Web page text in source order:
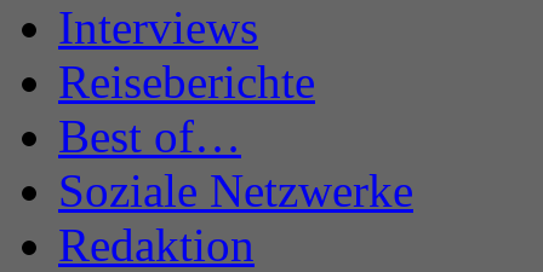
Interviews
Reiseberichte
Best of…
Soziale Netzwerke
Redaktion